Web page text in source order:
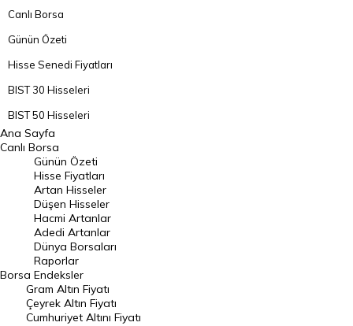
Canlı Borsa
Günün Özeti
Hisse Senedi Fiyatları
BIST 30 Hisseleri
BIST 50 Hisseleri
BIST 100 Hisseleri
En Çok Artan Hisseler
En Çok Düşen Hisseler
Hacmi Artanlar
Geçmiş Kapanışlar
Dünya Borsaları
Raporlar
Endeksler
Ana Sayfa
Canlı Borsa
Borsa
Günün Özeti
Hisse Fiyatları
Artan Hisseler
Düşen Hisseler
Hacmi Artanlar
Adedi Artanlar
Dünya Borsaları
Raporlar
Endeksler
Gram Altın Fiyatı
Çeyrek Altın Fiyatı
Cumhuriyet Altını Fiyatı